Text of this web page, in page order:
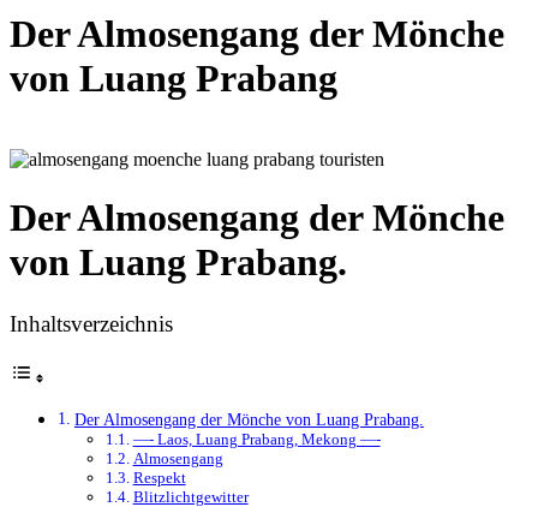
Der Almosengang der Mönche
von Luang Prabang
Der Almosengang der Mönche
von Luang Prabang.
Inhaltsverzeichnis
Der Almosengang der Mönche von Luang Prabang.
—- Laos, Luang Prabang, Mekong —-
Almosengang
Respekt
Blitzlichtgewitter